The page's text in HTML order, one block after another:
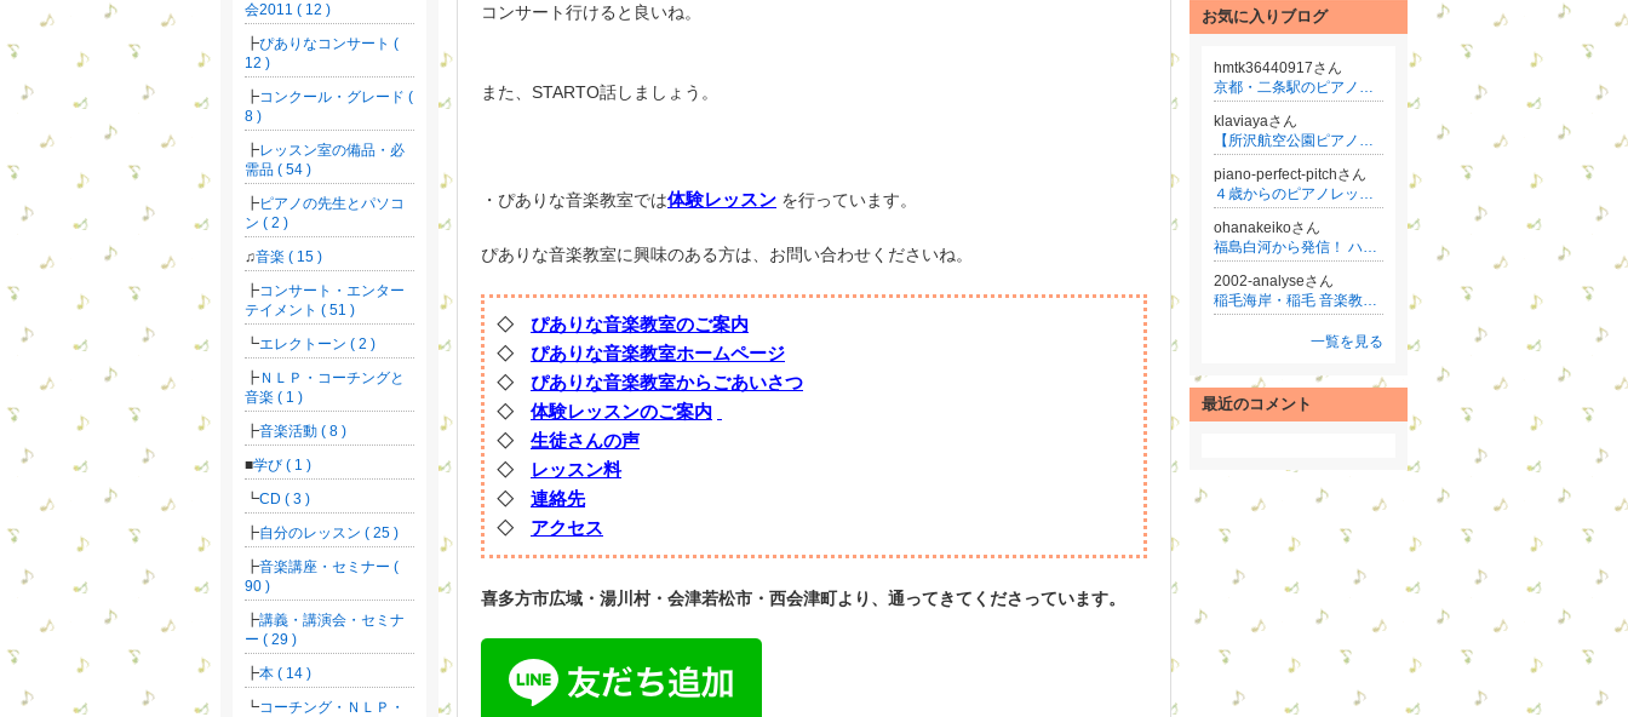
コンサート行けると良いね。
また、STARTO話しましょう。
・ぴありな音楽教室では体験レッスン を行っています。
ぴありな音楽教室に興味のある方は、お問い合わせくださいね。
◇ ぴありな音楽教室のご案内
◇ ぴありな音楽教室ホームページ
◇ ぴありな音楽教室からごあいさつ
◇ 体験レッスンのご案内
◇ 生徒さんの声
◇ レッスン料
◇ 連絡先
◇ アクセス
喜多方市広域・湯川村・会津若松市・西会津町より、通ってきてくださっています。
会2011 ( 12 )
ぴありなコンサート (
12 )
コンクール・グレード (
8 )
レッスン室の備品・必
需品 ( 54 )
ピアノの先生とパソコ
ン ( 2 )
音楽 ( 15 )
コンサート・エンター
テイメント ( 51 )
エレクトーン ( 2 )
ＮＬＰ・コーチングと
音楽 ( 1 )
音楽活動 ( 8 )
学び ( 1 )
CD ( 3 )
自分のレッスン ( 25 )
音楽講座・セミナー (
90 )
講義・講演会・セミナ
ー ( 29 )
本 ( 14 )
コーチング・ＮＬＰ・
お気に入りブログ
hmtk36440917さん
京都・二条駅のピアノとリトミック教室！楽しく音楽レッスン
klaviayaさん
【所沢航空公園ピアノ教室】谷あやピアノ教室 〜趣味で楽しむ生徒さんからコンクール・プロを目指す方まで〜
piano-perfect-pitchさん
４歳からのピアノレッスン日記
ohanakeikoさん
福島白河から発信！ ハナリンのみちのくLOHASライフ
2002-analyseさん
稲毛海岸・稲毛 音楽教室♪アナリーゼ（千葉市美浜区 音楽・ピアノ教室）
一覧を見る
最近のコメント